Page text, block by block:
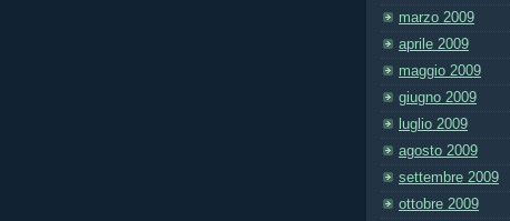
marzo 2009
aprile 2009
maggio 2009
giugno 2009
luglio 2009
agosto 2009
settembre 2009
ottobre 2009